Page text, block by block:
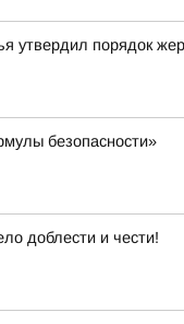
утвердил порядок
безопасности»
доблести и чести!